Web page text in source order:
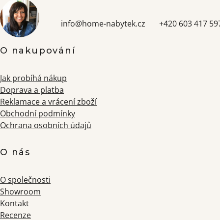
info@home-nabytek.cz +420 603 417
O nakupování
Jak probíhá nákup
Doprava a platba
Reklamace a vrácení zboží
Obchodní podmínky
Ochrana osobních údajů
O nás
O společnosti
Showroom
Kontakt
Recenze